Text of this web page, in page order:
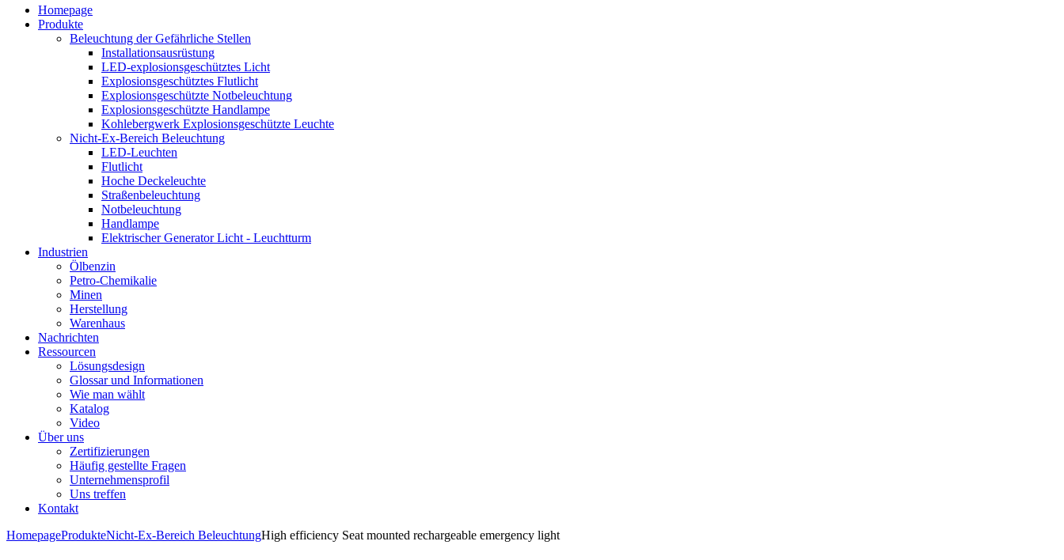
Homepage
Produkte
Beleuchtung der Gefährliche Stellen
Installationsausrüstung
LED-explosionsgeschütztes Licht
Explosionsgeschütztes Flutlicht
Explosionsgeschützte Notbeleuchtung
Explosionsgeschützte Handlampe
Kohlebergwerk Explosionsgeschützte Leuchte
Nicht-Ex-Bereich Beleuchtung
LED-Leuchten
Flutlicht
Hoche Deckeleuchte
Straßenbeleuchtung
Notbeleuchtung
Handlampe
Elektrischer Generator Licht - Leuchtturm
Industrien
Ölbenzin
Petro-Chemikalie
Minen
Herstellung
Warenhaus
Nachrichten
Ressourcen
Lösungsdesign
Glossar und Informationen
Wie man wählt
Katalog
Video
Über uns
Zertifizierungen
Häufig gestellte Fragen
Unternehmensprofil
Uns treffen
Kontakt
HomepageProdukteNicht-Ex-Bereich BeleuchtungHigh efficiency Seat mounted rechargeable emergency light